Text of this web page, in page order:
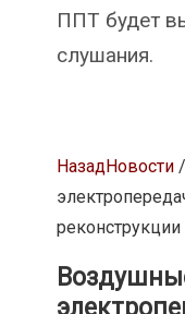
ППТ будет
слушания.
НазадНовости/